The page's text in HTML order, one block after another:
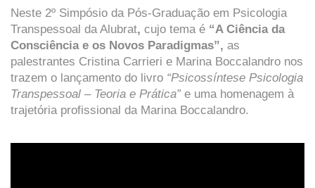
Neste 2º Simpósio da Pós-Graduação em Psicologia
Transpessoal da Alubrat, cujo tema é “A Ciência da
Consciência e os Novos Paradigmas”, as
palestrantes Cristina Carrieri e Marina Boccalandro nos
trazem o lançamento do livro “Psicossíntese Psicologia
Transpessoal – Teoria e Prática” e uma homenagem à
trajetória profissional da Marina Boccalandro.